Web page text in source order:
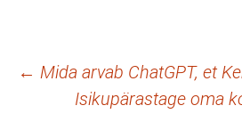
Postituste
töölaud
← Mida arvab ChatGPT, et
Isikupärastage oma